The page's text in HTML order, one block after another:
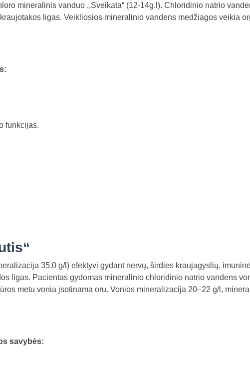
mineralinis vanduo ,,Sveikata“ (12-14g.l). Chloridinio natrio
ligas. Veikliosios mineralinio vandens medžiagos veikia
funkcijas.
35,0 g/l) efektyvi gydant nervų, širdies kraujagyslių,
ligas. Pacientas gydomas mineralinio chloridinio natrio vandens
metu vonia įsotinama oru. Vonios mineralizacija 20–22 g/l,
savybės: